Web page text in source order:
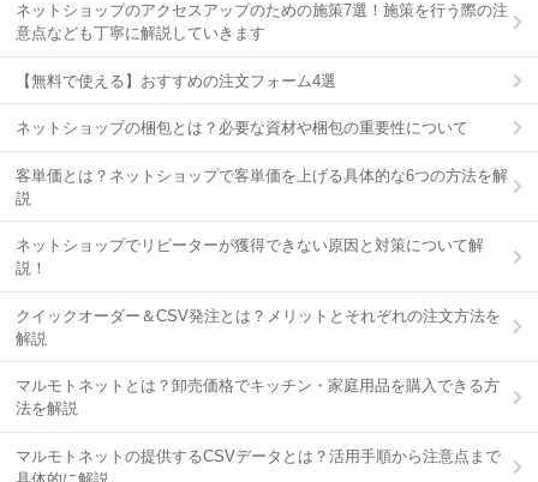
ネットショップのアクセスアップのための施策7選！施策を行う際の注
意点なども丁寧に解説していきます
【無料で使える】おすすめの注文フォーム4選
ネットショップの梱包とは？必要な資材や梱包の重要性について
客単価とは？ネットショップで客単価を上げる具体的な6つの方法を解
説
ネットショップでリピーターが獲得できない原因と対策について解
説！
クイックオーダー＆CSV発注とは？メリットとそれぞれの注文方法を
解説
マルモトネットとは？卸売価格でキッチン・家庭用品を購入できる方
法を解説
マルモトネットの提供するCSVデータとは？活用手順から注意点まで